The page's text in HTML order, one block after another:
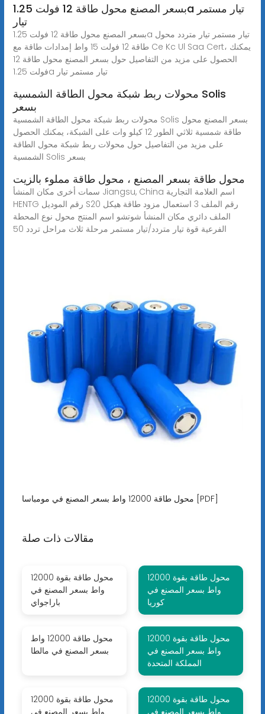
بسعر المصنع محول طاقة 12 فولت 1.25a تيار مستمر
تيار
بسعر المصنع محول طاقة 12 فولت 1.25a تيار مستمر تيار متردد محول
طاقة 12 فولت 15 واط إمدادات طاقة مع Ce Kc Ul Saa Cert، يمكنك
الحصول على مزيد من التفاصيل حول بسعر المصنع محول طاقة 12
فولت 1.25a تيار مستمر تيار
محولات ربط شبكة محول الطاقة الشمسية Solis
بسعر
محولات ربط شبكة محول الطاقة الشمسية Solis بسعر المصنع محول
طاقة شمسية ثلاثي الطور 12 كيلو وات على الشبكة، يمكنك الحصول
على مزيد من التفاصيل حول محولات ربط شبكة محول الطاقة
الشمسية Solis بسعر
محول طاقة بسعر المصنع ، محول طاقة مملوء بالزيت
سمات أخرى مكان المنشأ Jiangsu, China اسم العلامة التجارية
HENTG رقم الموديل S20 رقم الملف 3 استعمال مزود طاقة هيكل
الملف دائري مكان المنشأ شوتشو اسم المنتج محول نوع المحطة
الفرعية قوة تيار متردد/تيار مستمر مرحلة ثلاث مراحل تردد 50
محول طاقة 12000 واط بسعر المصنع في مومباسا [PDF]
مقالات ذات صلة
محول طاقة بقوة 12000
واط بسعر المصنع في
باراجواي
محول طاقة بقوة 12000
واط بسعر المصنع في
كوريا
محول طاقة 12000 واط
بسعر المصنع في مالطا
محول طاقة بقوة 12000
واط بسعر المصنع في
المملكة المتحدة
محول طاقة بقوة 12000
محول طاقة بقوة 12000